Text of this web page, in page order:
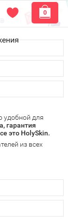
0
России или
пункте
ужена
бесплатную
Вашем городе
способом:
и другими
удобной для
гарантия
это HolySkin.
из всех
по работе
о